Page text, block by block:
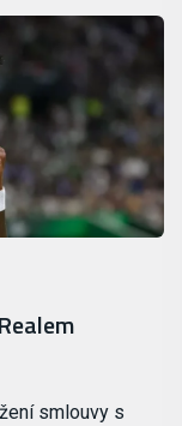
smlouvy s